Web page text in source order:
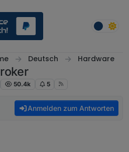
Deutsch Hardware
50.4k 5
Anmelden zum Antworten